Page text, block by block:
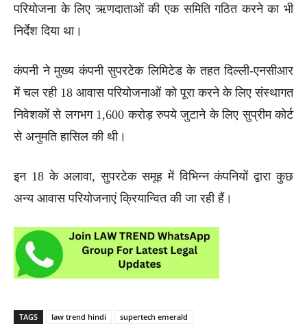
परियोजना के लिए ऋणदाताओं की एक समिति गठित करने का भी
निर्देश दिया था।
कंपनी ने मुख्य कंपनी सुपरटेक लिमिटेड के तहत दिल्ली-एनसीआर
में चल रही 18 आवास परियोजनाओं को पूरा करने के लिए संस्थागत
निवेशकों से लगभग 1,600 करोड़ रुपये जुटाने के लिए सुप्रीम कोर्ट
से अनुमति हासिल की थी।
इन 18 के अलावा, सुपरटेक समूह में विभिन्न कंपनियों द्वारा कुछ
अन्य आवास परियोजनाएं क्रियान्वित की जा रही हैं।
TAGS law trend hindi supertech emerald